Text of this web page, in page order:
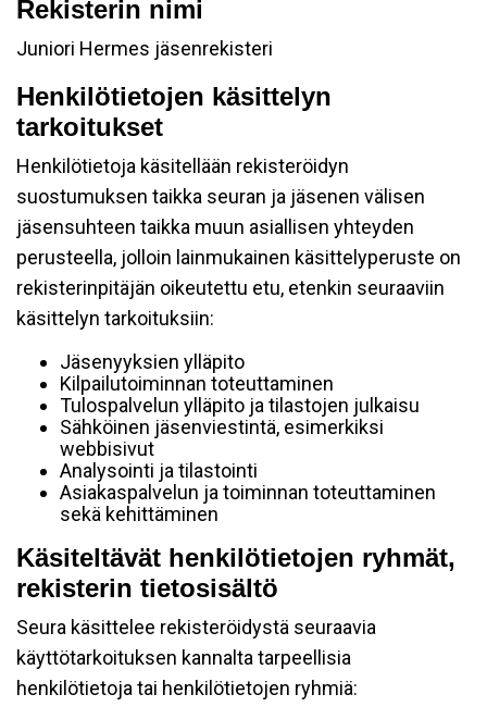
Rekisterin nimi
Juniori Hermes jäsenrekisteri
Henkilötietojen käsittelyn
tarkoitukset
Henkilötietoja käsitellään rekisteröidyn
suostumuksen taikka seuran ja jäsenen välisen
jäsensuhteen taikka muun asiallisen yhteyden
perusteella, jolloin lainmukainen käsittelyperuste on
rekisterinpitäjän oikeutettu etu, etenkin seuraaviin
käsittelyn tarkoituksiin:
Jäsenyyksien ylläpito
Kilpailutoiminnan toteuttaminen
Tulospalvelun ylläpito ja tilastojen julkaisu
Sähköinen jäsenviestintä, esimerkiksi
webbisivut
Analysointi ja tilastointi
Asiakaspalvelun ja toiminnan toteuttaminen
sekä kehittäminen
Käsiteltävät henkilötietojen ryhmät,
rekisterin tietosisältö
Seura käsittelee rekisteröidystä seuraavia
käyttötarkoituksen kannalta tarpeellisia
henkilötietoja tai henkilötietojen ryhmiä: